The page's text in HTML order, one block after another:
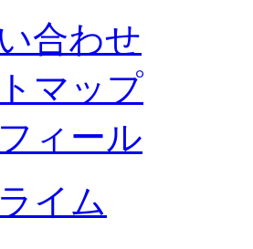
合わせ
マップ
ィール
イム